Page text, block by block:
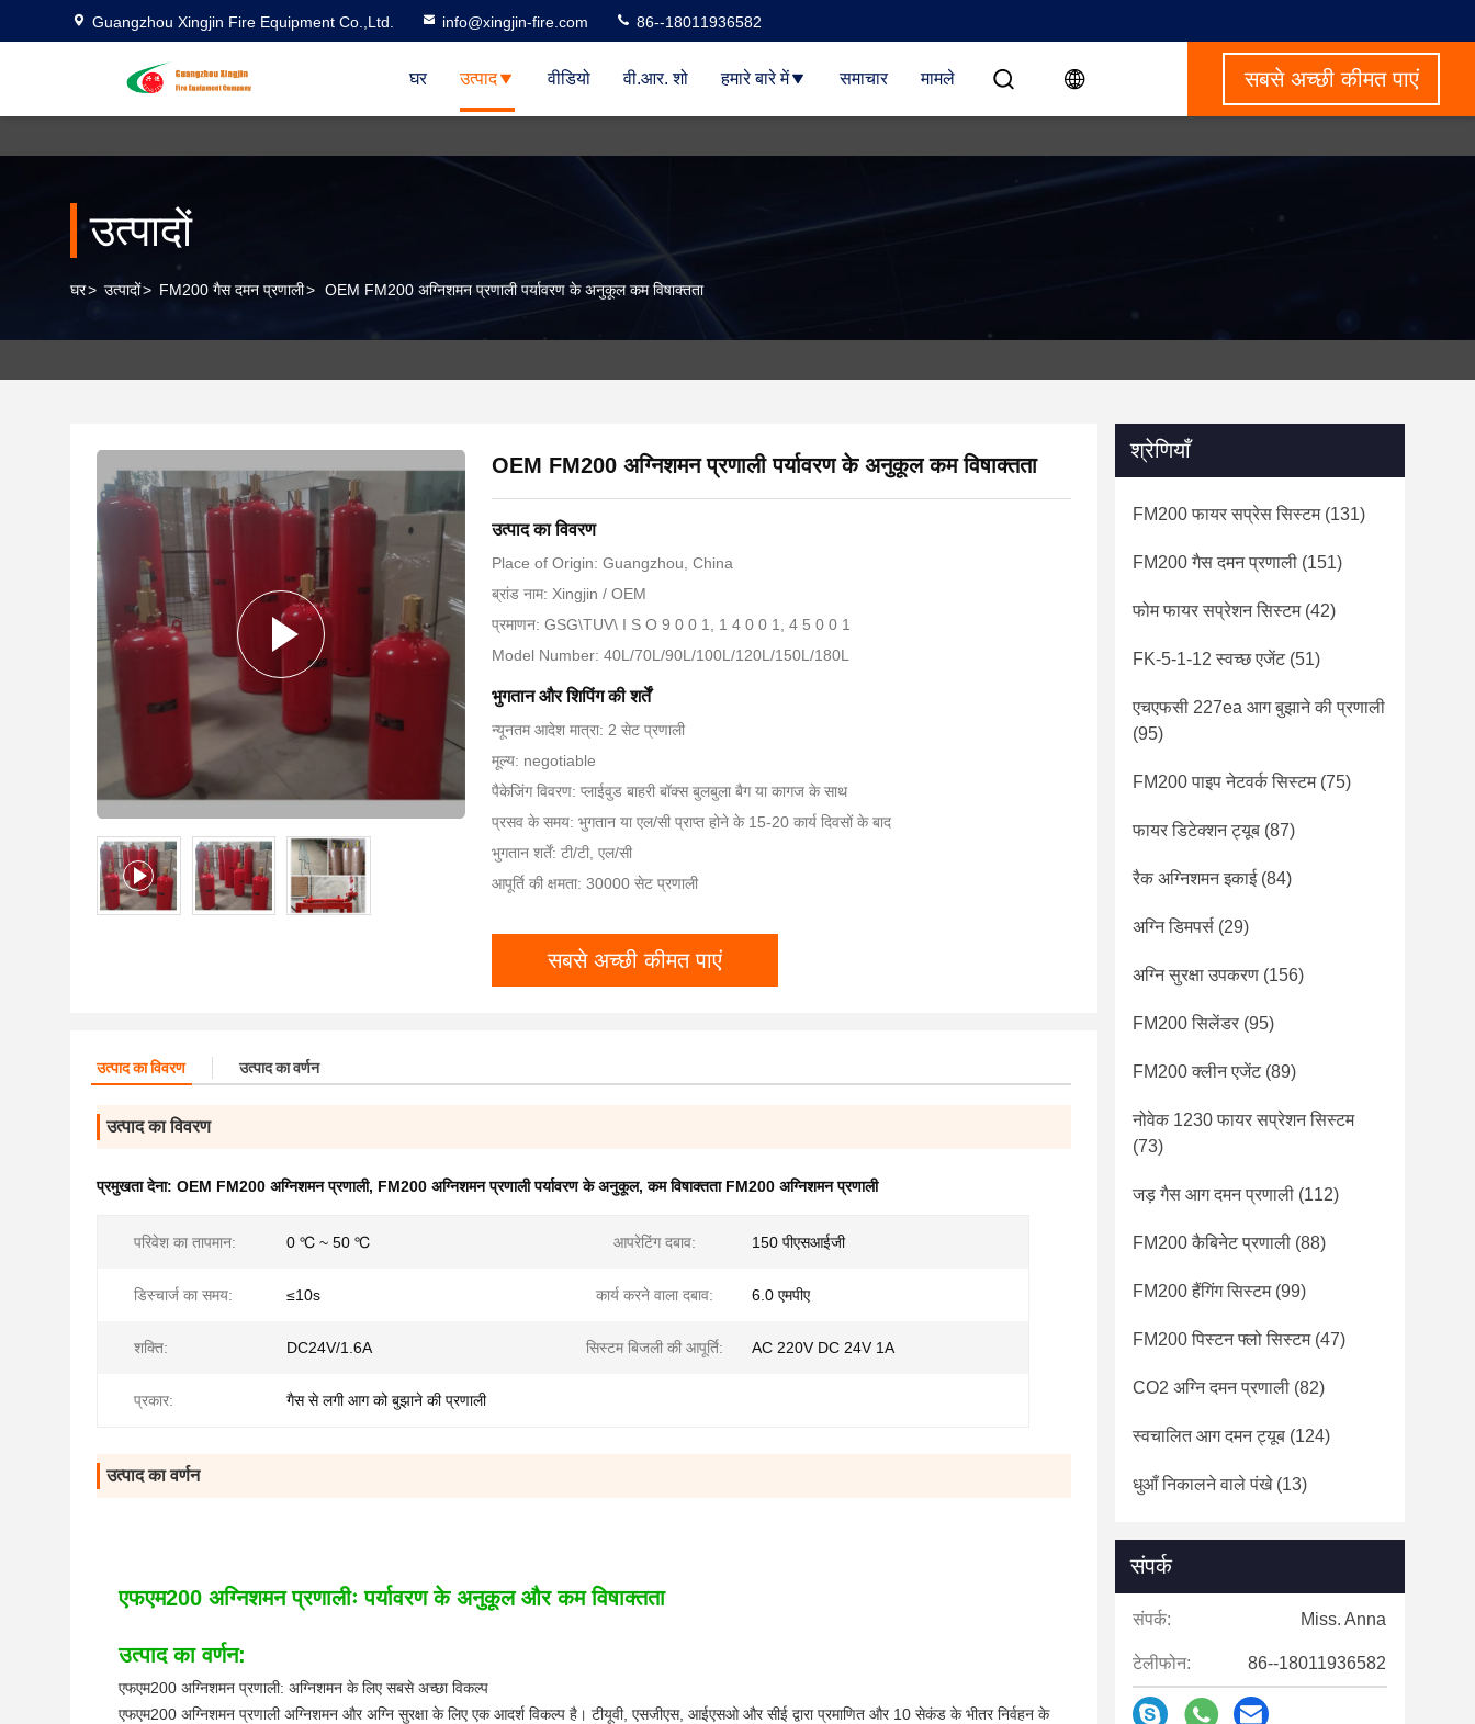
Guangzhou Xingjin Fire Equipment Co.,Ltd. info@xingjin-fire.com 86--18011936582
घर उत्पाद वीडियो वी.आर. शो हमारे बारे में समाचार मामले सबसे अच्छी कीमत पाएं
उत्पादों
घर> उत्पादों> FM200 गैस दमन प्रणाली> OEM FM200 अग्निशमन प्रणाली पर्यावरण के अनुकूल कम विषाक्तता
OEM FM200 अग्निशमन प्रणाली पर्यावरण के अनुकूल कम विषाक्तता
उत्पाद का विवरण
Place of Origin: Guangzhou, China
ब्रांड नाम: Xingjin / OEM
प्रमाणन: GSG\TUV\ I S O 9 0 0 1, 1 4 0 0 1, 4 5 0 0 1
Model Number: 40L/70L/90L/100L/120L/150L/180L
भुगतान और शिपिंग की शर्तें
न्यूनतम आदेश मात्रा: 2 सेट प्रणाली
मूल्य: negotiable
पैकेजिंग विवरण: प्लाईवुड बाहरी बॉक्स बुलबुला बैग या कागज के साथ
प्रसव के समय: भुगतान या एल/सी प्राप्त होने के 15-20 कार्य दिवसों के बाद
भुगतान शर्तें: टी/टी, एल/सी
आपूर्ति की क्षमता: 30000 सेट प्रणाली
सबसे अच्छी कीमत पाएं
उत्पाद का विवरण उत्पाद का वर्णन
उत्पाद का विवरण
प्रमुखता देना: OEM FM200 अग्निशमन प्रणाली, FM200 अग्निशमन प्रणाली पर्यावरण के अनुकूल,कम विषाक्तता FM200 अग्निशमन प्रणाली
परिवेश का तापमान: 0 ℃ ~ 50 ℃ आपरेटिंग दबाव: 150 पीएसआईजी
डिस्चार्ज का समय: ≤10s कार्य करने वाला दबाव: 6.0 एमपीए
शक्ति: DC24V/1.6A सिस्टम बिजली की आपूर्ति: AC 220V DC 24V 1A
प्रकार: गैस से लगी आग को बुझाने की प्रणाली
उत्पाद का वर्णन
एफएम200 अग्निशमन प्रणालीः पर्यावरण के अनुकूल और कम विषाक्तता
उत्पाद का वर्णन:
एफएम200 अग्निशमन प्रणाली: अग्निशमन के लिए सबसे अच्छा विकल्प
एफएम200 अग्निशमन प्रणाली अग्निशमन और अग्नि सुरक्षा के लिए एक आदर्श विकल्प है। टीयूवी, एसजीएस, आईएसओ और सीई द्वारा प्रमाणित और 10 सेकंड के भीतर निर्वहन के
श्रेणियाँ
FM200 फायर सप्रेस सिस्टम(131)
FM200 गैस दमन प्रणाली (151)
फोम फायर सप्रेशन सिस्टम(42)
FK-5-1-12 स्वच्छ एजेंट(51)
एचएफसी 227ea आग बुझाने की प्रणाली
(95)
FM200 पाइप नेटवर्क सिस्टम(75)
फायर डिटेक्शन ट्यूब (87)
रैक अग्निशमन इकाई(84)
अग्नि डिमपर्स (29)
अग्नि सुरक्षा उपकरण (156)
FM200 सिलेंडर (95)
FM200 क्लीन एजेंट(89)
नोवेक 1230 फायर सप्रेशन सिस्टम
(73)
जड़ गैस आग दमन प्रणाली (112)
FM200 कैबिनेट प्रणाली (88)
FM200 हैंगिंग सिस्टम(99)
FM200 पिस्टन फ्लो सिस्टम(47)
CO2 अग्नि दमन प्रणाली (82)
स्वचालित आग दमन ट्यूब (124)
धुआँ निकालने वाले पंखे(13)
संपर्क
संपर्क: Miss. Anna
टेलीफोन: 86--18011936582